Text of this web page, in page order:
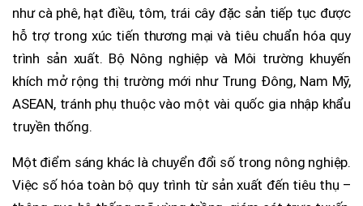
như cà phê, hạt điều, tôm, trái cây đặc sản tiếp tục được
hỗ trợ trong xúc tiến thương mại và tiêu chuẩn hóa quy
trình sản xuất. Bộ Nông nghiệp và Môi trường khuyến
khích mở rộng thị trường mới như Trung Đông, Nam Mỹ,
ASEAN, tránh phụ thuộc vào một vài quốc gia nhập khẩu
truyền thống.
Một điểm sáng khác là chuyển đổi số trong nông nghiệp.
Việc số hóa toàn bộ quy trình từ sản xuất đến tiêu thụ –